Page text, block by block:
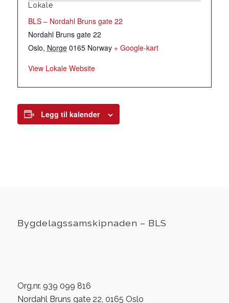
Lokale
BLS – Nordahl Bruns gate 22
Nordahl Bruns gate 22
Oslo, Norge 0165 Norway + Google-kart
View Lokale Website
Legg til kalender
Bygdelagssamskipnaden – BLS
Org.nr. 939 099 816
Nordahl Bruns gate 22, 0165 Oslo